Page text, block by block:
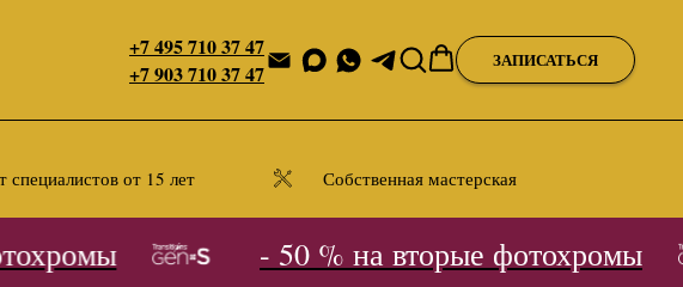
+7 495 710 37 47
+7 903 710 37 47
ЗАПИСАТЬСЯ
специалистов от 15 лет Собственная мастерская
- 50 % на вторые фотохромы